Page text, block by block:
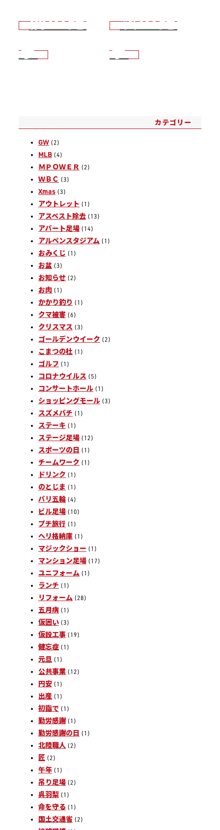
前の記
事
次の記
事
カテゴリー
GW (2)
MLB (4)
ＭＰＯＷＥＲ (2)
ＷＢＣ (3)
Xmas (3)
アウトレット (1)
アスベスト除去 (13)
アパート足場 (14)
アルペンスタジアム (1)
おみくじ (1)
お盆 (3)
お知らせ (2)
お肉 (1)
かかり釣り (1)
クマ被害 (6)
クリスマス (3)
ゴールデンウイーク (2)
こまつの杜 (1)
ゴルフ (1)
コロナウイルス (5)
コンサートホール (1)
ショッピングモール (3)
スズメバチ (1)
ステーキ (1)
ステージ足場 (12)
スポーツの日 (1)
チームワーク (1)
ドリンク (1)
のとじま (1)
パリ五輪 (4)
ビル足場 (10)
プチ旅行 (1)
ヘリ格納庫 (1)
マジックショー (1)
マンション足場 (17)
ユニフォーム (1)
ランチ (1)
リフォーム (28)
五月病 (1)
仮囲い (3)
仮設工事 (19)
健忘症 (1)
元旦 (1)
公共事業 (12)
円安 (1)
出産 (1)
初詣で (1)
勤労感謝(1)
勤労感謝の日 (1)
北陸職人 (2)
匠 (2)
午年 (1)
吊り足場 (2)
呉羽梨 (1)
命を守る (1)
国土交通省 (2)